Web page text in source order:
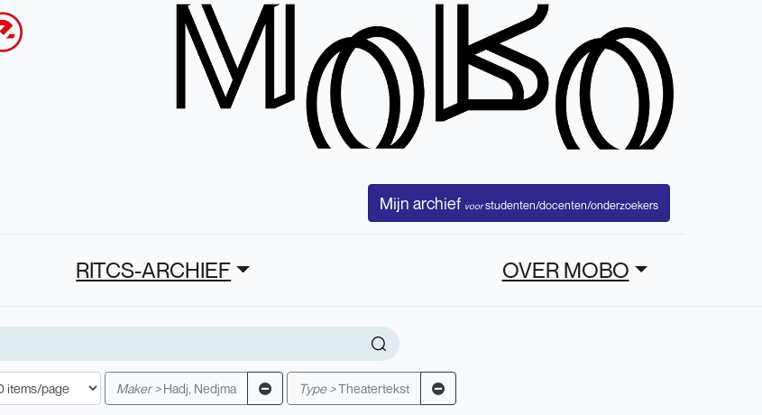
Mijn archief voorstudenten/docenten/onderzoekers
RITCS-ARCHIEF OVER MOBO
Maker > Hadj, Nedjma Type >Theatertekst